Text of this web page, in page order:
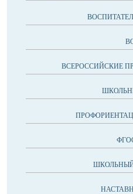
ВСЕРОССИЙСКИЕ